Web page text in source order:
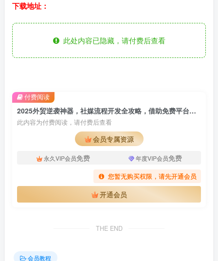
下载地址：
此处内容已隐藏，请付费后查看
2025外贸逆袭神器，社媒流程开发全攻略，借助免费平台，轻松斩获超百位客户
此内容为付费阅读，请付费后查看
会员专属资源
永久VIP会员免费 年度VIP会员免费
您暂无购买权限，请先开通会员
开通会员
付费阅读
THE END
会员教程